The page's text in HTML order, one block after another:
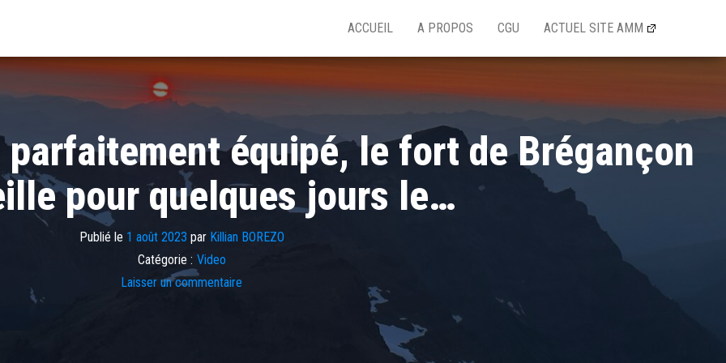
ACCUEIL A PROPOS CGU ACTUEL SITE AMM
équipé, le fort de Brégançon
pour quelques jours le…
Publié le 1 août 2023 par Killian BOREZO
Catégorie : Video
Laisser un commentaire